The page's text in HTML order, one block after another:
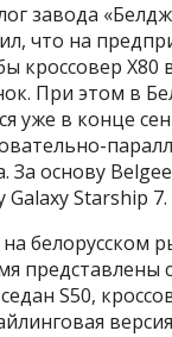
завода
что на
кроссовер
При этом в
уже в конце
За основу
Galaxy Starship 7.
белорусском
представлены
S50,